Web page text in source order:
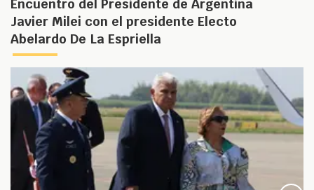
Encuentro del Presidente de Argentina
Javier Milei con el presidente Electo
Abelardo De La Espriella